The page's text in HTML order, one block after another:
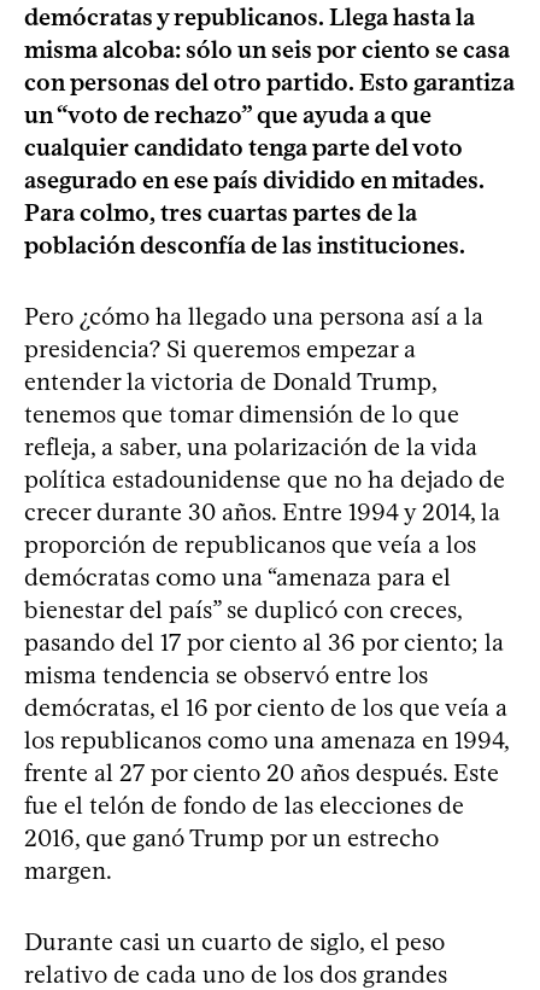
demócratas y republicanos. Llega hasta la
misma alcoba: sólo un seis por ciento se casa
con personas del otro partido. Esto garantiza
un “voto de rechazo” que ayuda a que
cualquier candidato tenga parte del voto
asegurado en ese país dividido en mitades.
Para colmo, tres cuartas partes de la
población desconfía de las instituciones.
Pero ¿cómo ha llegado una persona así a la
presidencia? Si queremos empezar a
entender la victoria de Donald Trump,
tenemos que tomar dimensión de lo que
refleja, a saber, una polarización de la vida
política estadounidense que no ha dejado de
crecer durante 30 años. Entre 1994 y 2014, la
proporción de republicanos que veía a los
demócratas como una “amenaza para el
bienestar del país” se duplicó con creces,
pasando del 17 por ciento al 36 por ciento; la
misma tendencia se observó entre los
demócratas, el 16 por ciento de los que veía a
los republicanos como una amenaza en 1994,
frente al 27 por ciento 20 años después. Este
fue el telón de fondo de las elecciones de
2016, que ganó Trump por un estrecho
margen.
Durante casi un cuarto de siglo, el peso
relativo de cada uno de los dos grandes